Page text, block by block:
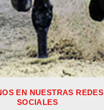
EN NUESTRAS REDES
SOCIALES